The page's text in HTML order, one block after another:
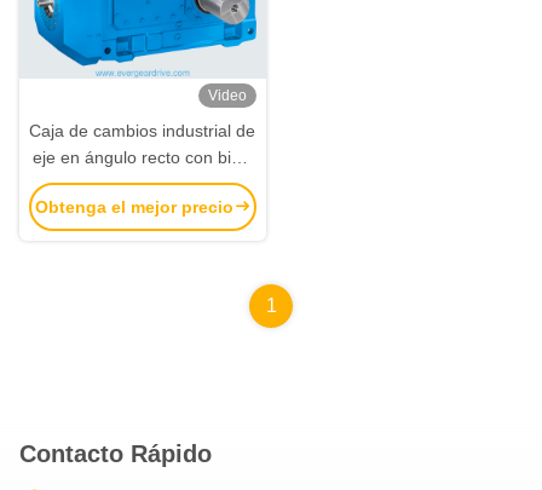
Video
Caja de cambios industrial de
eje en ángulo recto con bisel
helicoidal serie EB.SH con
eje sólido de salida
Obtenga el mejor precio
1
Contacto Rápido